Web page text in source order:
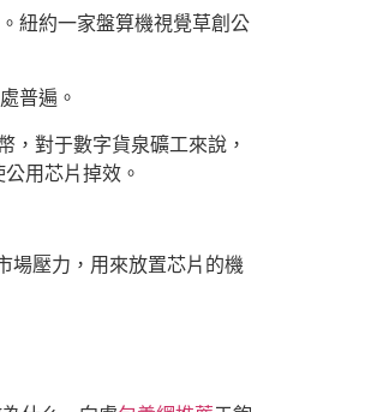
紐約一家盤算機視覺草創公
普遍。
對于數字貨泉礦工來說，
用芯片掉效。
場壓力，用來放置芯片的機